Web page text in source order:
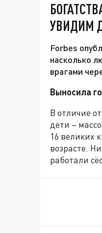
УВИДИМ
Forbes
насколько
врагами
Выносила
В отличие
дети –
16 великих
возрасте.
работали